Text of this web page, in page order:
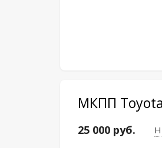
МКПП
25 000 руб.